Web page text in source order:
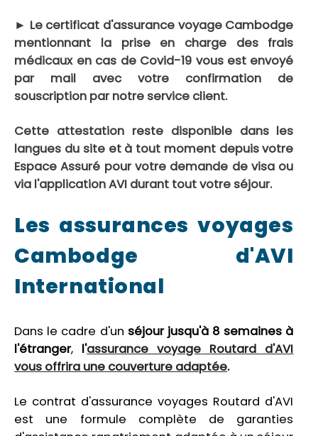
► Le certificat d'assurance voyage Cambodge
mentionnant la prise en charge des frais
médicaux en cas de Covid-19 vous est envoyé
par mail avec votre confirmation de
souscription par notre service client.
Cette attestation reste disponible dans les
langues du site et à tout moment depuis votre
Espace Assuré pour votre demande de visa ou
via l'application AVI durant tout votre séjour.
Les assurances voyages
Cambodge d'AVI
International
Dans le cadre d'un séjour jusqu'à 8 semaines à
l'étranger, l'assurance voyage Routard d'AVI
vous offrira une couverture adaptée.
Le contrat d'assurance voyages Routard d'AVI
est une formule complète de garanties